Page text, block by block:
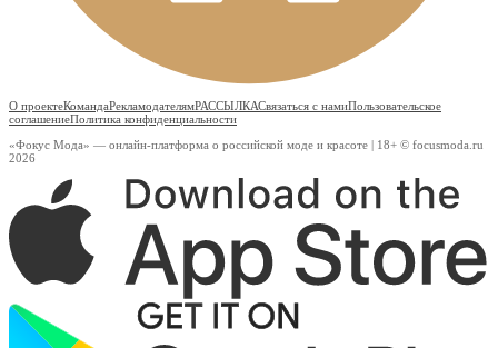
О проектеКомандаРекламодателямРАССЫЛКАСвязаться с намиПользовательское
соглашениеПолитика конфиденциальности
«Фокус Мода» — онлайн-платформа о российской моде и красоте | 18+ © focusmoda.ru
2026